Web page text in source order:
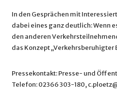
In den Gesprächen mit
dabei eines ganz deutlich: Wenn
den anderen
das Konzept „Verkehrsberuhigter
Pressekontakt: Presse- und
Telefon: 02366 303-180,